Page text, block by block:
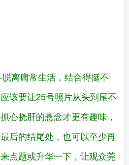
离庸常生活，结合得挺不
该要让25号照片从头到尾不
心挠肝的悬念才更有趣味，
后的结尾处，也可以至少再
点题或升华一下，让观众莞